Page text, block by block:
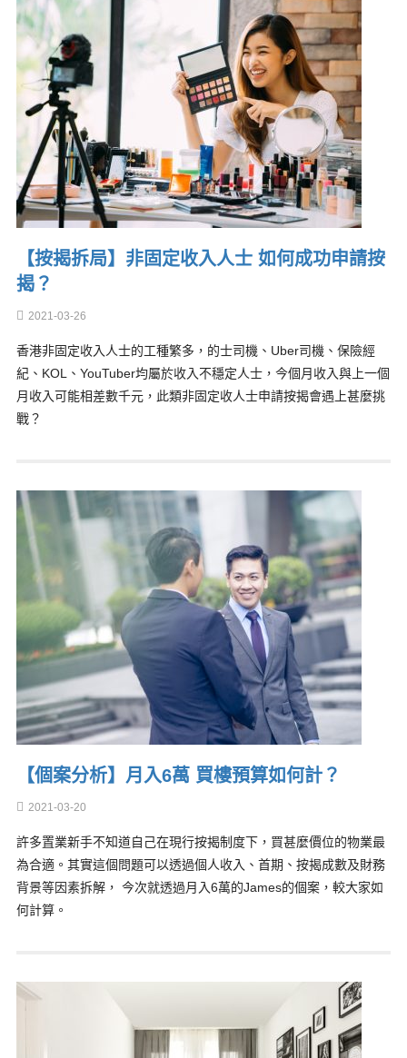
【按揭拆局】非固定收入人士 如何成功申請按
揭？
2021-03-26
香港非固定收入人士的工種繁多，的士司機、Uber司機、保險經
紀、KOL、YouTuber均屬於收入不穩定人士，今個月收入與上一個
月收入可能相差數千元，此類非固定收人士申請按揭會遇上甚麼挑
戰？
【個案分析】月入6萬 買樓預算如何計？
2021-03-20
許多置業新手不知道自己在現行按揭制度下，買甚麼價位的物業最
為合適。其實這個問題可以透過個人收入、首期、按揭成數及財務
背景等因素拆解， 今次就透過月入6萬的James的個案，較大家如
何計算。